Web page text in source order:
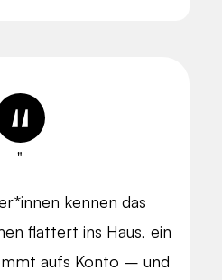
"
kennen das
flattert ins Haus, ein
aufs Konto – und